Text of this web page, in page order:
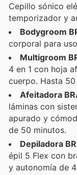
Cepillo sónico
temporizador y
Bodygroom
corporal para
Multigroom
4 en 1 con hoja
cuerpo. Hasta
Afeitadora
láminas con
apurado y
de 50 minutos.
Depiladora
épil 5 Flex con
y autonomía de